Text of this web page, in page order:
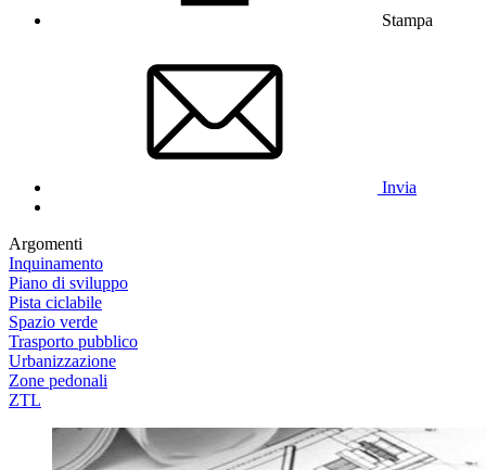
Stampa
Invia
Argomenti
Inquinamento
Piano di sviluppo
Pista ciclabile
Spazio verde
Trasporto pubblico
Urbanizzazione
Zone pedonali
ZTL